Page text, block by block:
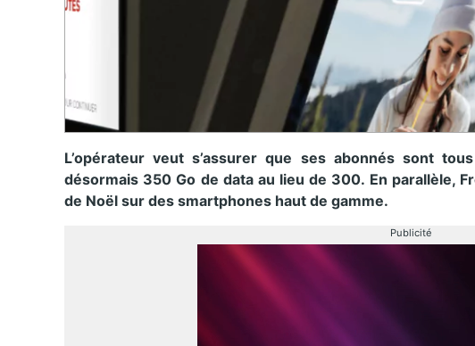
L’opérateur veut s’assurer que ses abonnés sont
désormais 350 Go de data au lieu de 300. En parallèle,
de Noël sur des smartphones haut de gamme.
Publicité